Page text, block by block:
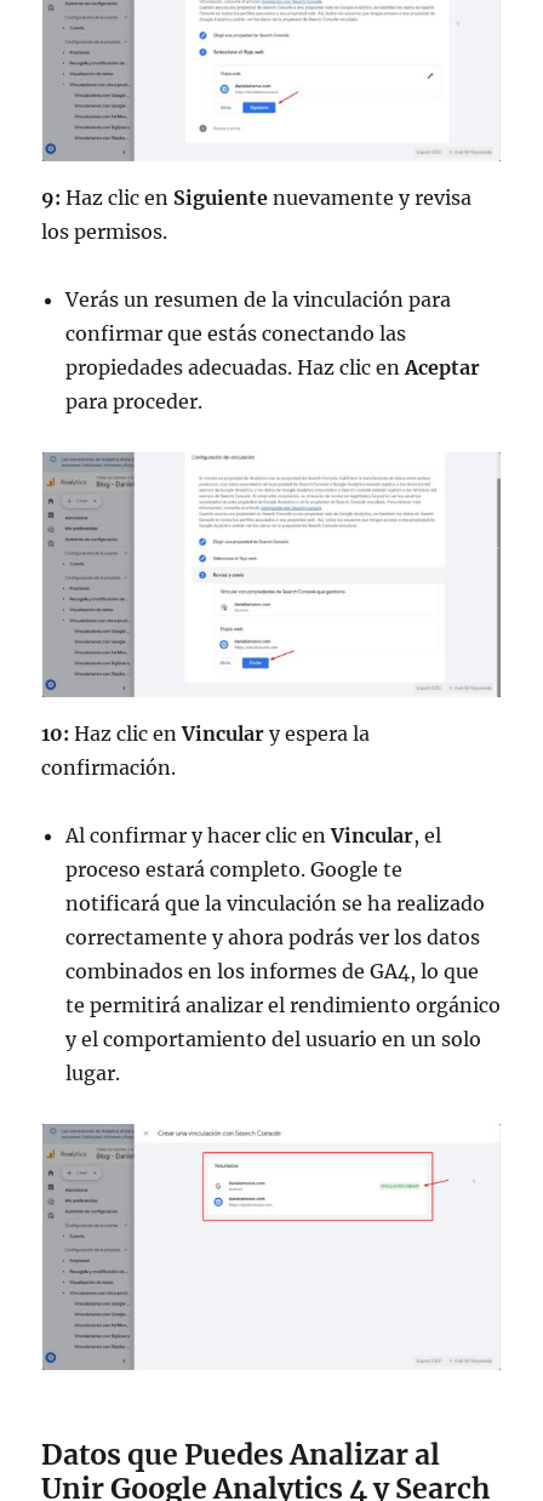
9: Haz clic en Siguiente nuevamente y revisa
los permisos.
Verás un resumen de la vinculación para
confirmar que estás conectando las
propiedades adecuadas. Haz clic enAceptar
para proceder.
10: Haz clic enVincular y espera la
confirmación.
Al confirmar y hacer clic enVincular, el
proceso estará completo. Google te
notificará que la vinculación se ha realizado
correctamente y ahora podrás ver los datos
combinados en los informes de GA4, lo que
te permitirá analizar el rendimiento orgánico
y el comportamiento del usuario en un solo
lugar.
Datos que Puedes Analizar al
Unir Google Analytics 4 y Search